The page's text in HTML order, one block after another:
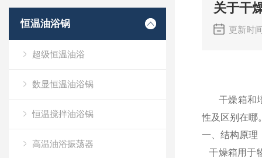
恒温油浴锅
超级恒温油浴
数显恒温油浴锅
恒温搅拌油浴锅
高温油浴振荡器
关于干
更新时
干燥箱和
性及区别在哪
一、结构原理
干燥箱用于